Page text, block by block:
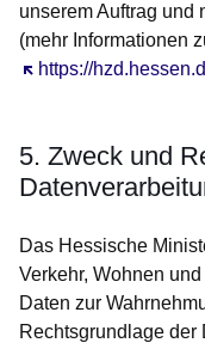
unserem Auftrag und
(mehr Informationen
https://
Öffnet sich in einem
5. Zweck und
Das Hessische
Verkehr, Wohnen
Daten zur
Rechtsgrundlage der